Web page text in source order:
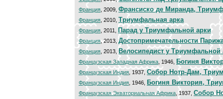
Франция , 2009, Франсиско де Миранда,
Франция , 2010, Триумфальная арка
Франция , 2011, Парад у Триумфальной арки
Франция, 2013, Достопримечательности
Франция , 2013, Велосипедист у Триумфальной
Французская Западная Африка , 1946, Богиня
Французская Индия , 1937, Собор Нотр-Дам,
Французская Индия , 1946, Богиня Виктория,
Французская Экваториальная Африка , 1937, Собор